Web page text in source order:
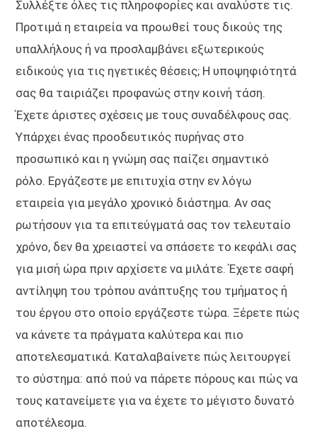
Συλλέξτε όλες τις πληροφορίες και αναλύστε τις.
Προτιμά η εταιρεία να προωθεί τους δικούς της
υπαλλήλους ή να προσλαμβάνει εξωτερικούς
ειδικούς για τις ηγετικές θέσεις; Η υποψηφιότητά
σας θα ταιριάζει προφανώς στην κοινή τάση.
Έχετε άριστες σχέσεις με τους συναδέλφους σας.
Υπάρχει ένας προοδευτικός πυρήνας στο
προσωπικό και η γνώμη σας παίζει σημαντικό
ρόλο. Εργάζεστε με επιτυχία στην εν λόγω
εταιρεία για μεγάλο χρονικό διάστημα. Αν σας
ρωτήσουν για τα επιτεύγματά σας τον τελευταίο
χρόνο, δεν θα χρειαστεί να σπάσετε το κεφάλι σας
για μισή ώρα πριν αρχίσετε να μιλάτε. Έχετε σαφή
αντίληψη του τρόπου ανάπτυξης του τμήματος ή
του έργου στο οποίο εργάζεστε τώρα. Ξέρετε πώς
να κάνετε τα πράγματα καλύτερα και πιο
αποτελεσματικά. Καταλαβαίνετε πώς λειτουργεί
το σύστημα: από πού να πάρετε πόρους και πώς να
τους κατανείμετε για να έχετε το μέγιστο δυνατό
αποτέλεσμα.